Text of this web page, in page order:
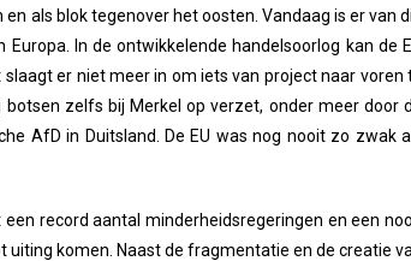
als blok tegenover het oosten. Vandaag is er van
In de ontwikkelende handelsoorlog kan de
er niet meer in om iets van project naar voren
zelfs bij Merkel op verzet, onder meer door
AfD in Duitsland. De EU was nog nooit zo zwak
record aantal minderheidsregeringen en een
komen. Naast de fragmentatie en de creatie